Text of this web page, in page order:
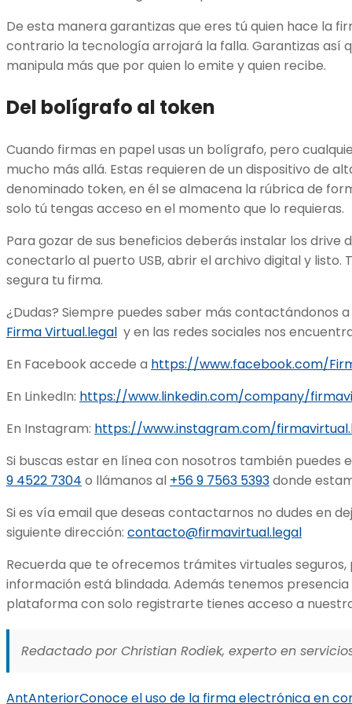
De esta manera garantizas que eres tú quien hace la
contrario la tecnología arrojará la falla. Garantizas así
manipula más que por quien lo emite y quien recibe.
Del bolígrafo al token
Cuando firmas en papel usas un bolígrafo, pero
mucho más allá. Estas requieren de un dispositivo de
denominado token, en él se almacena la rúbrica de
solo tú tengas acceso en el momento que lo requieras.
Para gozar de sus beneficios deberás instalar los drive
conectarlo al puerto USB, abrir el archivo digital y listo.
segura tu firma.
¿Dudas? Siempre puedes saber más contactándonos
Firma Virtual.legal y en las redes sociales nos
En Facebook accede a https://www.facebook.com/
En LinkedIn: https://www.linkedin.com/company/
En Instagram: https://www.instagram.com/
Si buscas estar en línea con nosotros también puedes
9 4522 7304 o llámanos al +56 9 7563 5393donde
Si es vía email que deseas contactarnos no dudes en
siguiente dirección: contacto@firmavirtual.legal
Recuerda que te ofrecemos trámites virtuales
información está blindada. Además tenemos
plataforma con solo registrarte tienes acceso a
Redactado por Christian Rodiek, experto en
AntAnteriorConoce el uso de la firma electrónica en